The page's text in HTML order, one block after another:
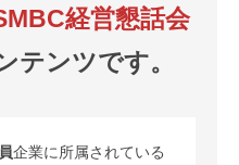
経営懇話会
テンツです。
企業に所属されている